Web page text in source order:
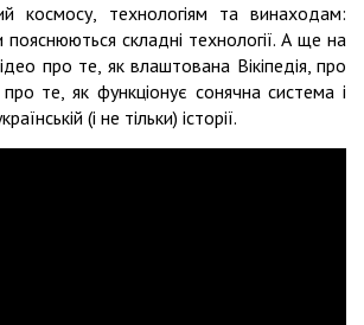
космосу, технологіям та винаходам:
складні технології. А ще на
про те, як влаштована Вікіпедія, про
те, як функціонує сонячна система і
(і не тільки) історії.